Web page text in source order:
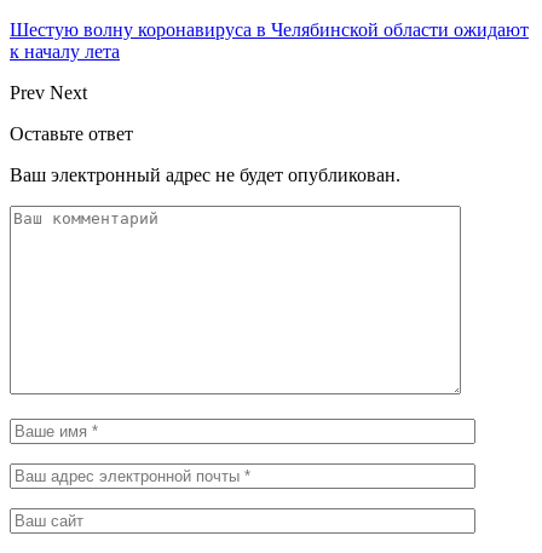
Шестую волну коронавируса в Челябинской области ожидают
к началу лета
Prev Next
Оставьте ответ
Ваш электронный адрес не будет опубликован.